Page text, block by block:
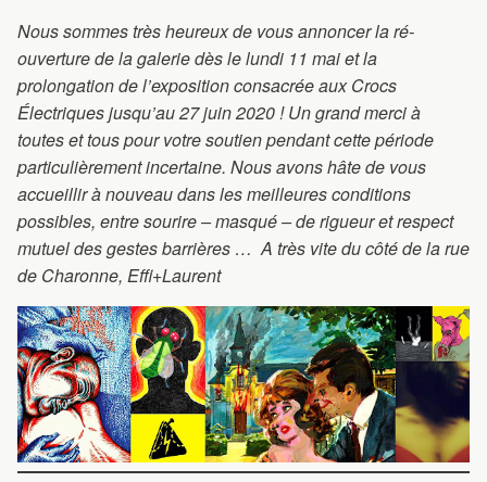
Nous sommes très heureux de vous annoncer la ré-
ouverture de la galerie dès le lundi 11 mai et la
prolongation de l’exposition consacrée aux Crocs
Électriques jusqu’au 27 juin 2020 ! Un grand merci à
toutes et tous pour votre soutien pendant cette période
particulièrement incertaine. Nous avons hâte de vous
accueillir à nouveau dans les meilleures conditions
possibles, entre sourire – masqué – de rigueur et respect
mutuel des gestes barrières … A très vite du côté de la rue
de Charonne, Effi+Laurent